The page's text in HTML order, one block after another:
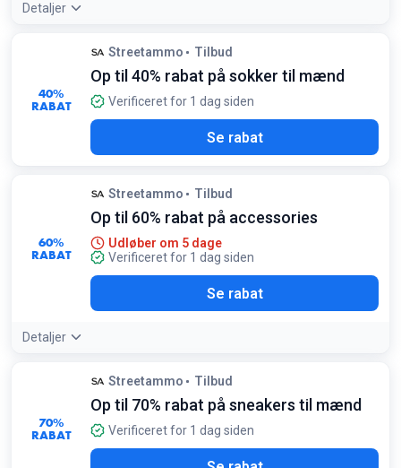
Detaljer
Tilbudsdetaljer:
De største besparelser findes ofte på
Streetammos egne 'Orbit'-produkter, hvor rabatten ofte
overstiger 80%
Betingelser:
Gælder kun udvalgte varer så længe lager haves
40%
RABAT
Streetammo Tilbud
Op til 40% rabat på sokker til mænd
Verificeret for 1 dag siden
Se rabat
60%
RABAT
Streetammo Tilbud
Op til 60% rabat på accessories
Udløber om 5 dage
Verificeret for 1 dag siden
Se rabat
Detaljer
70%
RABAT
Streetammo Tilbud
Op til 70% rabat på sneakers til mænd
Verificeret for 1 dag siden